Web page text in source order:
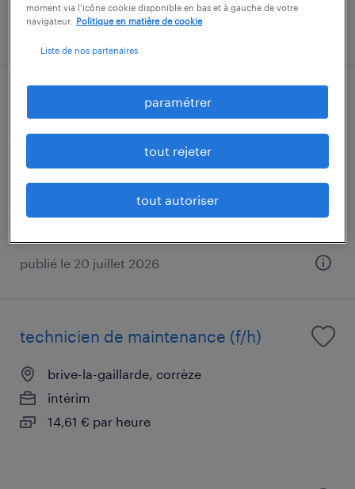
publié le 4 août 2026
technicien de maintenance (f/h)
12,31 € par heure
publié le 20 juillet 2026
technicien de maintenance (f/h)
brive-la-gaillarde, corrèze
intérim
14,61 € par heure
moment via l’icône cookie disponible en bas et à gauche de votre
navigateur.
Politique en matière de cookie
Liste de nos partenaires
paramétrer
tout rejeter
tout autoriser